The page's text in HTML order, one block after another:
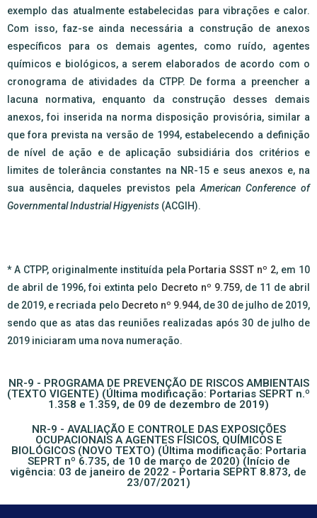
exemplo das atualmente estabelecidas para vibrações e calor.
Com isso, faz-se ainda necessária a construção de anexos
específicos para os demais agentes, como ruído, agentes
químicos e biológicos, a serem elaborados de acordo com o
cronograma de atividades da CTPP. De forma a preencher a
lacuna normativa, enquanto da construção desses demais
anexos, foi inserida na norma disposição provisória, similar a
que fora prevista na versão de 1994, estabelecendo a definição
de nível de ação e de aplicação subsidiária dos critérios e
limites de tolerância constantes na NR-15 e seus anexos e, na
sua ausência, daqueles previstos pelaAmerican Conference of
Governmental Industrial Higyenists (ACGIH).
*A CTPP, originalmente instituída pela Portaria SSST nº 2, em 10
de abril de 1996, foi extinta pelo Decreto nº 9.759, de 11 de abril
de 2019, e recriada pelo Decreto nº 9.944, de 30 de julho de 2019,
sendo que as atas das reuniões realizadas após 30 de julho de
2019 iniciaram uma nova numeração.
NR-9 - PROGRAMA DE PREVENÇÃO DE RISCOS AMBIENTAIS
(TEXTO VIGENTE) (Última modificação: Portarias SEPRT n.º
1.358 e 1.359, de 09 de dezembro de 2019)
NR-9 - AVALIAÇÃO E CONTROLE DAS EXPOSIÇÕES
OCUPACIONAIS A AGENTES FÍSICOS, QUÍMICOS E
BIOLÓGICOS (NOVO TEXTO) (Última modificação: Portaria
SEPRT nº 6.735, de 10 de março de 2020) (Início de
vigência: 03 de janeiro de 2022 - Portaria SEPRT 8.873, de
23/07/2021)